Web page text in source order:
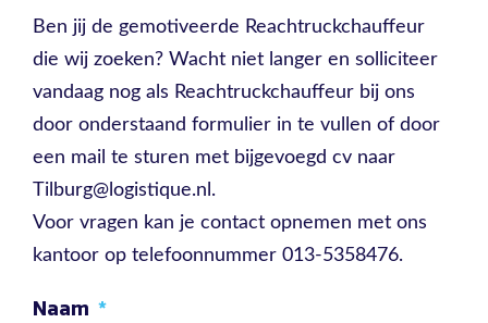
Ben jij de gemotiveerde Reachtruckchauffeur
die wij zoeken? Wacht niet langer en solliciteer
vandaag nog als Reachtruckchauffeur bij ons
door onderstaand formulier in te vullen of door
een mail te sturen met bijgevoegd cv naar
Tilburg@logistique.nl.
Voor vragen kan je contact opnemen met ons
kantoor op telefoonnummer 013-5358476.
Naam *